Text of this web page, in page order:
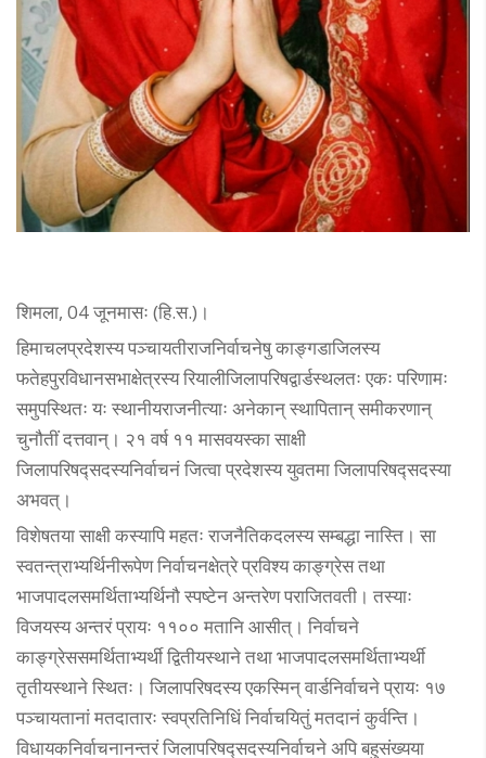
शिमला, 04 जूनमासः (हि.स.)।
हिमाचलप्रदेशस्य पञ्चायतीराजनिर्वाचनेषु काङ्गडाजिलस्य
फतेहपुरविधानसभाक्षेत्रस्य रियालीजिलापरिषद्वार्डस्थलतः एकः परिणामः
समुपस्थितः यः स्थानीयराजनीत्याः अनेकान् स्थापितान् समीकरणान्
चुनौतीं दत्तवान्। २१ वर्ष ११ मासवयस्का साक्षी
जिलापरिषद्सदस्यनिर्वाचनं जित्वा प्रदेशस्य युवतमा जिलापरिषद्सदस्या
अभवत्।
विशेषतया साक्षी कस्यापि महतः राजनैतिकदलस्य सम्बद्धा नास्ति। सा
स्वतन्त्राभ्यर्थिनीरूपेण निर्वाचनक्षेत्रे प्रविश्य काङ्ग्रेस तथा
भाजपादलसमर्थिताभ्यर्थिनौ स्पष्टेन अन्तरेण पराजितवती। तस्याः
विजयस्य अन्तरं प्रायः ११०० मतानि आसीत्। निर्वाचने
काङ्ग्रेससमर्थिताभ्यर्थी द्वितीयस्थाने तथा भाजपादलसमर्थिताभ्यर्थी
तृतीयस्थाने स्थितः। जिलापरिषदस्य एकस्मिन् वार्डनिर्वाचने प्रायः १७
पञ्चायतानां मतदातारः स्वप्रतिनिधिं निर्वाचयितुं मतदानं कुर्वन्ति।
विधायकनिर्वाचनानन्तरं जिलापरिषद्सदस्यनिर्वाचने अपि बहुसंख्यया